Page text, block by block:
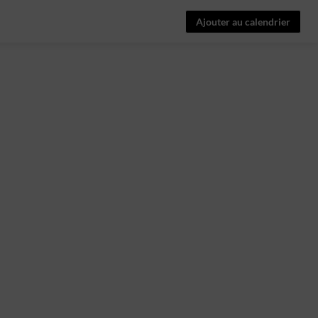
Ajouter au calendrier